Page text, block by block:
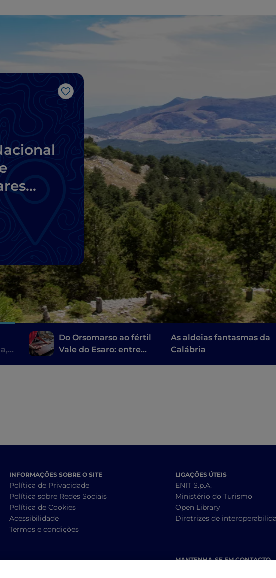
Gosto
Do Orsomarso ao fértil
Vale do Esaro: entre
As aldeias fantasmas da
Calábria
INFORMAÇÕES SOBRE O SITE
Política de Privacidade
Política sobre Redes Sociais
Política de Cookies
Acessibilidade
Termos e condições
LIGAÇÕES ÚTEIS
ENIT S.p.A.
Ministério do Turismo
Open Library
Diretrizes de
MANTENHA-SE EM CONTACTO